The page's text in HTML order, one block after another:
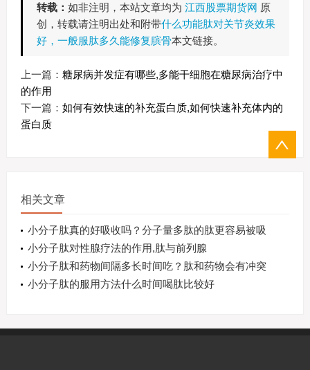
转载： 如非注明，本站文章均为 江西股票期货网 原
创，转载请注明出处和附带什么功能肽对关节炎效果
好，一般服肽多久能修复膑骨本文链接。
上一篇： 糖尿病并发症有哪些,多能干细胞在糖尿病治疗中
的作用
下一篇： 如何有效快速的补充蛋白质,如何快速补充体内的
蛋白质
相关文章
小分子肽真的好吸收吗？分子量多肽的肽更容易被吸
收
小分子肽对性腺疗法的作用,肽与前列腺
小分子肽和药物间隔多长时间吃？肽和药物会有冲突
吗？
小分子肽的服用方法什么时间喝肽比较好